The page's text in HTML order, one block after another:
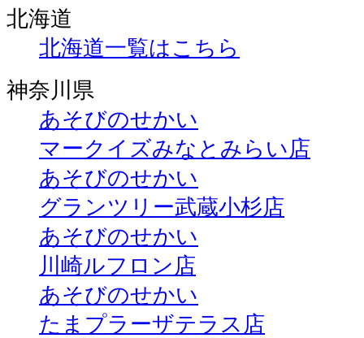
北海道
北海道一覧はこちら
神奈川県
あそびのせかい
マークイズみなとみらい店
あそびのせかい
グランツリー武蔵小杉店
あそびのせかい
川崎ルフロン店
あそびのせかい
たまプラーザテラス店